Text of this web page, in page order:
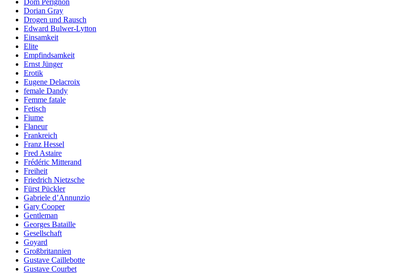
Dom Pérignon
Dorian Gray
Drogen und Rausch
Edward Bulwer-Lytton
Einsamkeit
Elite
Empfindsamkeit
Ernst Jünger
Erotik
Eugene Delacroix
female Dandy
Femme fatale
Fetisch
Fiume
Flaneur
Frankreich
Franz Hessel
Fred Astaire
Frédéric Mitterand
Freiheit
Friedrich Nietzsche
Fürst Pückler
Gabriele d’Annunzio
Gary Cooper
Gentleman
Georges Bataille
Gesellschaft
Goyard
Großbritannien
Gustave Caillebotte
Gustave Courbet